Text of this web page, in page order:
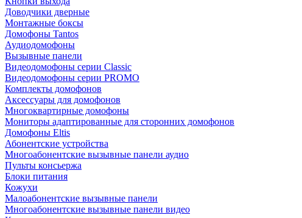
Доводчики дверные
Монтажные боксы
Домофоны Tantos
Аудиодомофоны
Вызывные панели
Видеодомофоны серии Classic
Видеодомофоны серии PROMO
Комплекты домофонов
Аксессуары для домофонов
Многоквартирные домофоны
Мониторы адаптированные для сторонних домофонов
Домофоны Eltis
Абонентские устройства
Многоабонентские вызывные панели аудио
Пульты консьержа
Блоки питания
Кожухи
Малоабонентские вызывные панели
Многоабонентские вызывные панели видео